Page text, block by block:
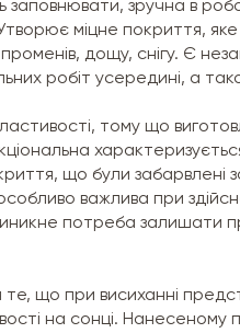
заповнювати, зручна в
міцне покриття, яке
дощу, снігу. Є
робіт усередині, а
тому що
що були забарвлені
важлива при
потреба залишати
те, що при висиханні
на сонці.